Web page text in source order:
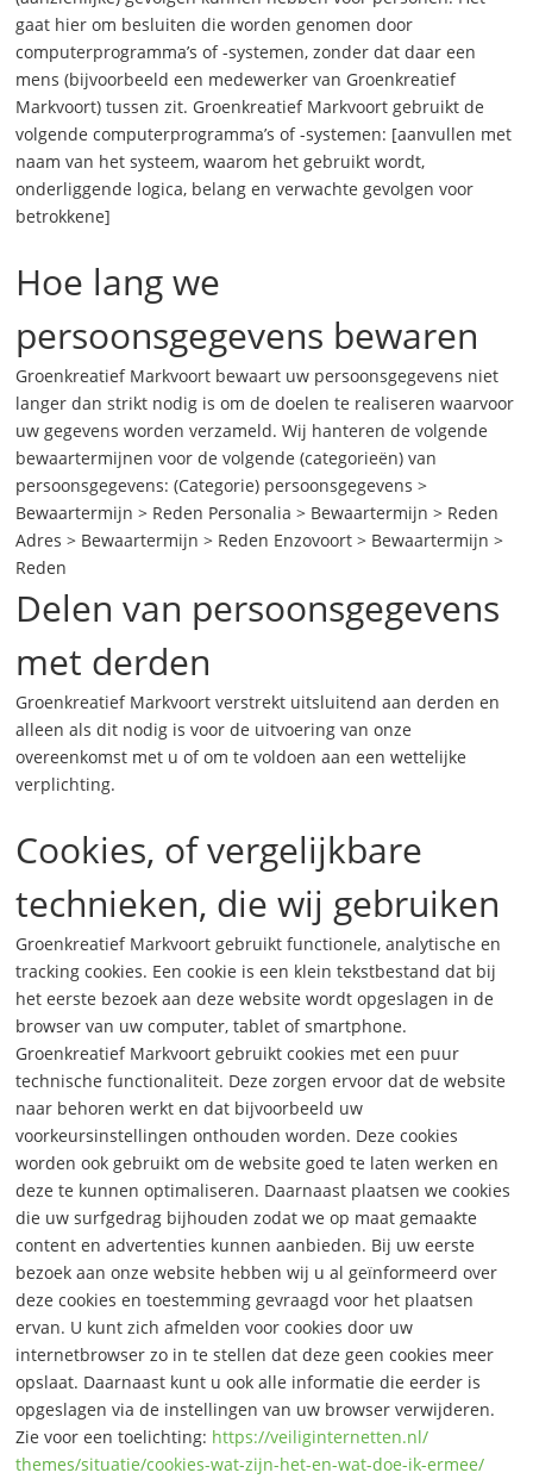
gaat hier om besluiten die worden genomen door
computerprogramma’s of -systemen, zonder dat daar een
mens (bijvoorbeeld een medewerker van Groenkreatief
Markvoort) tussen zit. Groenkreatief Markvoort gebruikt de
volgende computerprogramma’s of -systemen: [aanvullen met
naam van het systeem, waarom het gebruikt wordt,
onderliggende logica, belang en verwachte gevolgen voor
betrokkene]
Hoe lang we
persoonsgegevens bewaren
Groenkreatief Markvoort bewaart uw persoonsgegevens niet
langer dan strikt nodig is om de doelen te realiseren waarvoor
uw gegevens worden verzameld. Wij hanteren de volgende
bewaartermijnen voor de volgende (categorieën) van
persoonsgegevens: (Categorie) persoonsgegevens >
Bewaartermijn > Reden Personalia > Bewaartermijn > Reden
Adres > Bewaartermijn > Reden Enzovoort > Bewaartermijn >
Reden
Delen van persoonsgegevens
met derden
Groenkreatief Markvoort verstrekt uitsluitend aan derden en
alleen als dit nodig is voor de uitvoering van onze
overeenkomst met u of om te voldoen aan een wettelijke
verplichting.
Cookies, of vergelijkbare
technieken, die wij gebruiken
Groenkreatief Markvoort gebruikt functionele, analytische en
tracking cookies. Een cookie is een klein tekstbestand dat bij
het eerste bezoek aan deze website wordt opgeslagen in de
browser van uw computer, tablet of smartphone.
Groenkreatief Markvoort gebruikt cookies met een puur
technische functionaliteit. Deze zorgen ervoor dat de website
naar behoren werkt en dat bijvoorbeeld uw
voorkeursinstellingen onthouden worden. Deze cookies
worden ook gebruikt om de website goed te laten werken en
deze te kunnen optimaliseren. Daarnaast plaatsen we cookies
die uw surfgedrag bijhouden zodat we op maat gemaakte
content en advertenties kunnen aanbieden. Bij uw eerste
bezoek aan onze website hebben wij u al geïnformeerd over
deze cookies en toestemming gevraagd voor het plaatsen
ervan. U kunt zich afmelden voor cookies door uw
internetbrowser zo in te stellen dat deze geen cookies meer
opslaat. Daarnaast kunt u ook alle informatie die eerder is
opgeslagen via de instellingen van uw browser verwijderen.
Zie voor een toelichting: https://veiliginternetten.nl/
themes/situatie/cookies-wat-zijn-het-en-wat-doe-ik-ermee/